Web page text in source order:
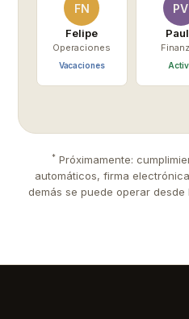
FN
Felipe
Operaciones
Vacaciones
PV
* Próximamente:
automáticos, firma
demás se puede operar